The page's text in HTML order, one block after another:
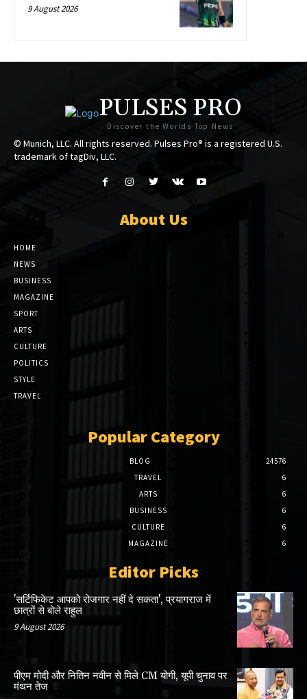
9 August 2026
PULSES PRO
Discover the Worlds Top News
© Munich, LLC. All rights reserved. Pulses Pro® is a registered U.S.
trademark of tagDiv, LLC.
About Us
HOME
NEWS
BUSINESS
MAGAZINE
SPORT
ARTS
CULTURE
POLITICS
STYLE
TRAVEL
Popular Category
BLOG
24576
TRAVEL
6
ARTS
6
BUSINESS
6
CULTURE
6
MAGAZINE
6
Editor Picks
'सर्टिफिकेट आपको रोजगार नहीं दे सकता', प्रयागराज में
छात्रों से बोले राहुल
9 August 2026
पीएम मोदी और नितिन नवीन से मिले CM योगी, यूपी चुनाव पर
मंथन तेज